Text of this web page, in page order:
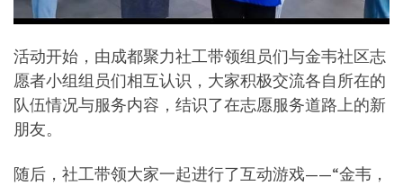
活动开始，由成都聚力社工带领组员们与金韦社区志
愿者小组组员们相互认识，大家积极交流各自所在的
队伍情况与服务内容，结识了在志愿服务道路上的新
朋友。
随后，社工带领大家一起进行了互动游戏——“金韦，